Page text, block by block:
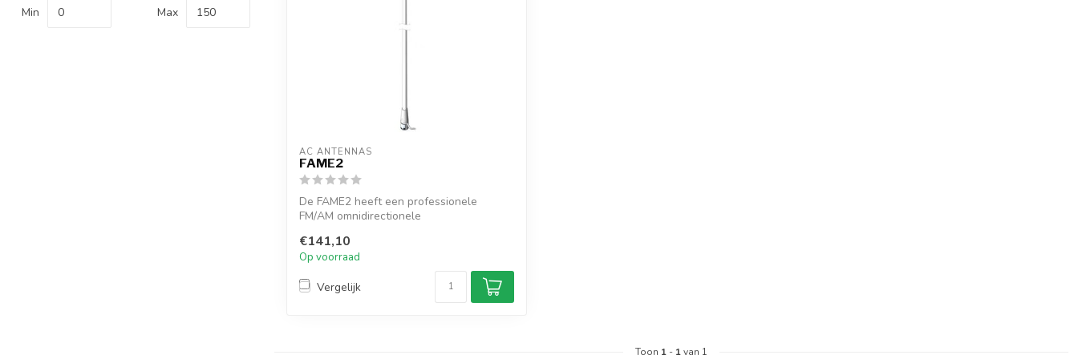
Min Max
AC ANTENNAS
FAME2
De FAME2 heeft een professionele
FM/AM omnidirectionele
€141,10
Op voorraad
Vergelijk
Toon 1 - 1van 1